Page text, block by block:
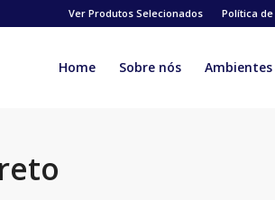
Ver Produtos Selecionados Política
Home Sobre nós Ambientes